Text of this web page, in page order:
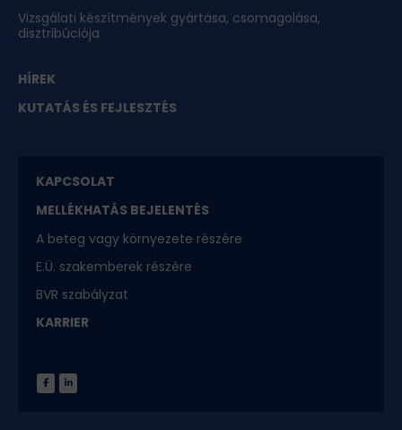
Vizsgálati készítmények gyártása, csomagolása,
disztribúciója
HÍREK
KUTATÁS ÉS FEJLESZTÉS
KAPCSOLAT
MELLÉKHATÁS BEJELENTÉS
A beteg vagy környezete részére
E.Ü. szakemberek részére
BVR szabályzat
KARRIER